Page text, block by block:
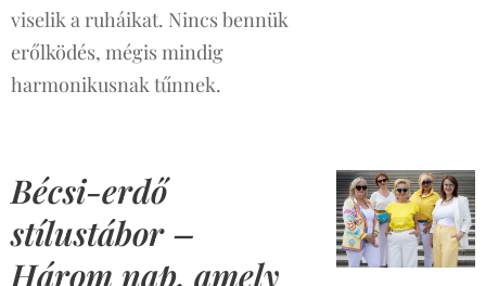
viselik a ruháikat. Nincs bennük
erőlködés, mégis mindig
harmonikusnak tűnnek.
Bécsi-erdő
stílustábor –
Három nap, amely